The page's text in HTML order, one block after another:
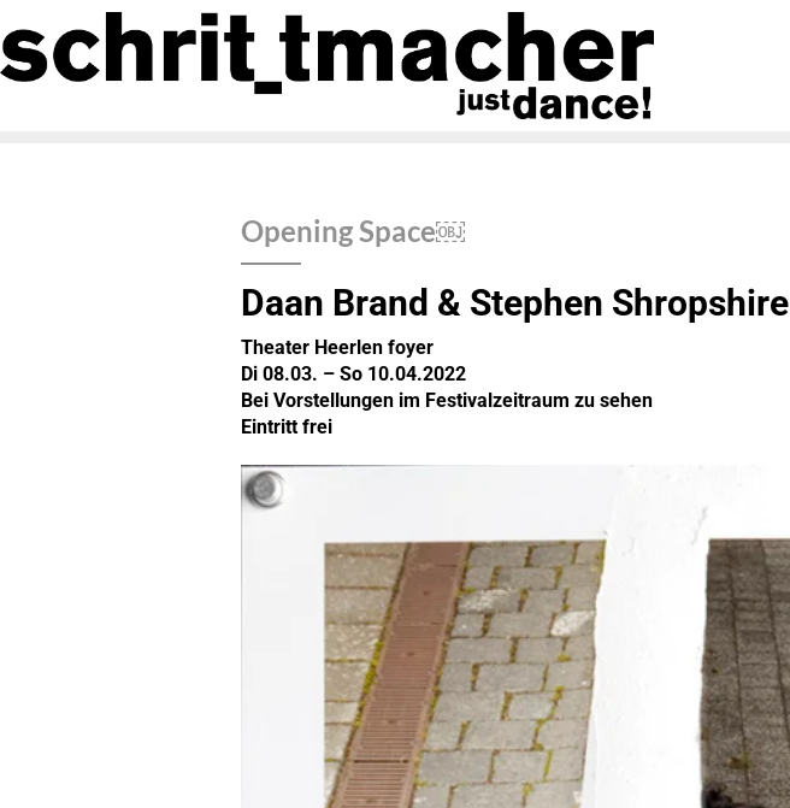
Opening Space￼
Daan Brand & Stephen Shropshire
Theater Heerlen foyer
Di 08.03. – So 10.04.2022
Bei Vorstellungen im Festivalzeitraum zu sehen
Eintritt frei